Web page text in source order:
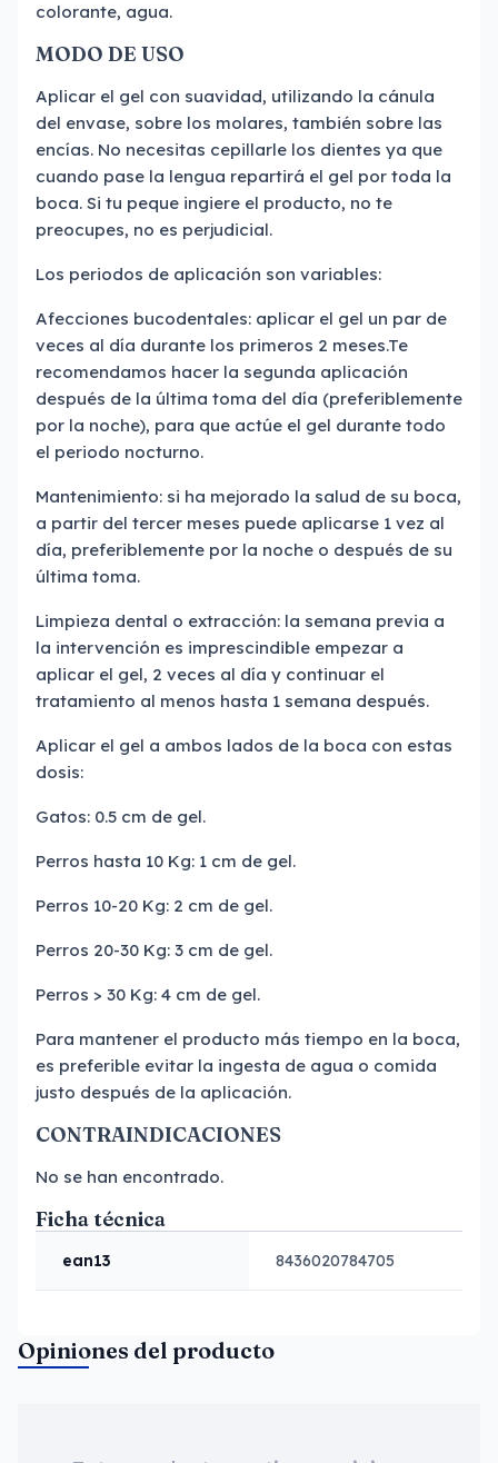
colorante, agua.
MODO DE USO
Aplicar el gel con suavidad, utilizando la cánula
del envase, sobre los molares, también sobre las
encías. No necesitas cepillarle los dientes ya que
cuando pase la lengua repartirá el gel por toda la
boca. Si tu peque ingiere el producto, no te
preocupes, no es perjudicial.
Los periodos de aplicación son variables:
Afecciones bucodentales: aplicar el gel un par de
veces al día durante los primeros 2 meses.Te
recomendamos hacer la segunda aplicación
después de la última toma del día (preferiblemente
por la noche), para que actúe el gel durante todo
el periodo nocturno.
Mantenimiento: si ha mejorado la salud de su boca,
a partir del tercer meses puede aplicarse 1 vez al
día, preferiblemente por la noche o después de su
última toma.
Limpieza dental o extracción: la semana previa a
la intervención es imprescindible empezar a
aplicar el gel, 2 veces al día y continuar el
tratamiento al menos hasta 1 semana después.
Aplicar el gel a ambos lados de la boca con estas
dosis:
Gatos: 0.5 cm de gel.
Perros hasta 10 Kg: 1 cm de gel.
Perros 10-20 Kg: 2 cm de gel.
Perros 20-30 Kg: 3 cm de gel.
Perros > 30 Kg: 4 cm de gel.
Para mantener el producto más tiempo en la boca,
es preferible evitar la ingesta de agua o comida
justo después de la aplicación.
CONTRAINDICACIONES
No se han encontrado.
Ficha técnica
ean13 8436020784705
Opiniones del producto